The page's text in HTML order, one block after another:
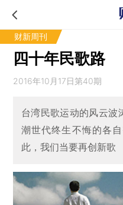
财新周刊
四十年民歌路
2016年10月17日第40期
台湾民歌运动的风云波
潮世代终生不悔的各
此，我们当要再创新歌